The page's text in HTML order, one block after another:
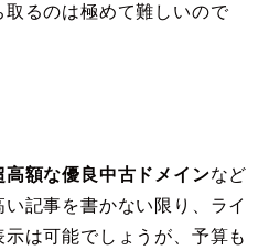
取るのは極めて難しいので
高額な優良中古ドメインなど
記事を書かない限り、ライ
は可能でしょうが、予算も